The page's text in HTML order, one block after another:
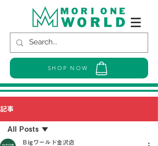
SHOP NOW
記事
All Posts
Ｂigワールド金沢店